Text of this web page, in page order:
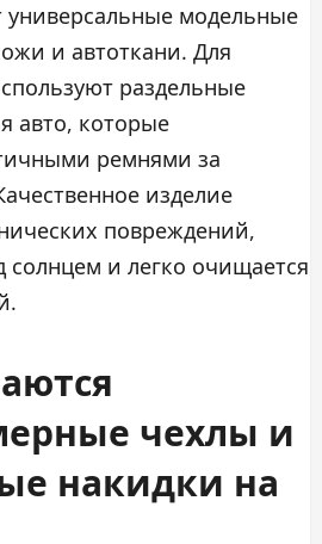
универсальные модельные
и автоткани. Для
раздельные
авто, которые
ремнями за
изделие
повреждений,
солнцем и легко очищается
чехлы и
накидки на